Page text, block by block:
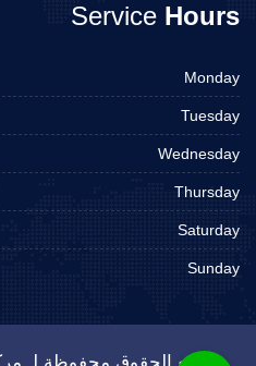
Service Hours
Monday
Tuesday
Wednesday
Thursday
Saturday
Sunday